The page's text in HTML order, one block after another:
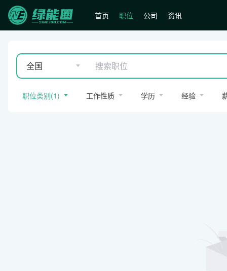
首页 职位 公司 资讯
全国
职位类别(1) 工作性质 学历 经验